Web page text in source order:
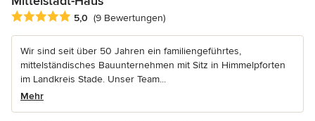
Durchschnittliche Bewertung: 5 von 5 Sternen
5,0 (9 Bewertungen)
Wir sind seit über 50 Jahren ein familiengeführtes,
mittelständisches Bauunternehmen mit Sitz in Himmelpforten
im Landkreis Stade. Unser Team...
Mehr